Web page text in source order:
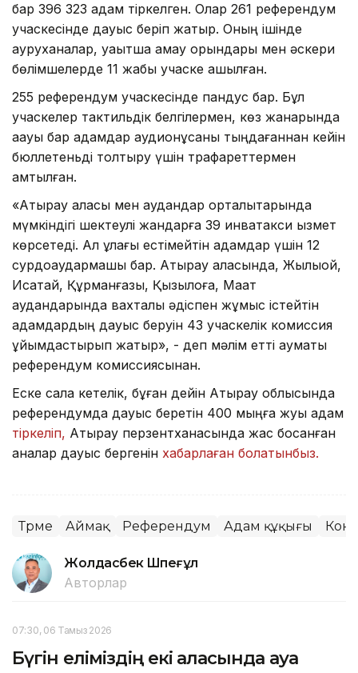
бар 396 323 адам тіркелген. Олар 261 референдум
учаскесінде дауыс беріп жатыр. Оның ішінде
ауруханалар, уақытша қамау орындары мен әскери
бөлімшелерде 11 жабық учаске ашылған.
255 референдум учаскесінде пандус бар. Бұл
учаскелер тактильдік белгілермен, көз жанарында
ақауы бар адамдар аудионұсқаны тыңдағаннан кейін
бюллетеньді толтыру үшін трафареттермен
қамтылған.
«Атырау қаласы мен аудандар орталықтарында
мүмкіндігі шектеулі жандарға 39 инватакси қызмет
көрсетеді. Ал құлағы естімейтін адамдар үшін 12
сурдоаудармашы бар. Атырау қаласында, Жылыой,
Исатай, Құрманғазы, Қызылқоға, Мақат
аудандарында вахталық әдіспен жұмыс істейтін
адамдардың дауыс беруін 43 учаскелік комиссия
ұйымдастырып жатыр», - деп мәлім етті аумақтық
референдум комиссиясынан.
Еске сала кетелік, бұған дейін Атырау облысында
референдумда дауыс беретін 400 мыңға жуық адам
тіркеліп, Атырау перзентханасында жас босанған
аналар дауыс бергенін хабарлаған болатынбыз.
Түрме Аймақ Референдум Адам құқығы
Жолдасбек Шөпеғұл
Авторлар
07:30, 06 Тамыз 2026
Бүгін еліміздің екі қаласында ауа